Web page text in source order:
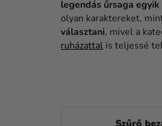
legendás űrsaga
olyan karaktereket,
választani, mivel a
ruházattal is teljessé